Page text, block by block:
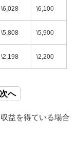
\6,028 \6,100
\5,808 \5,900
\2,198 \2,200
次へ
益を得ている場合